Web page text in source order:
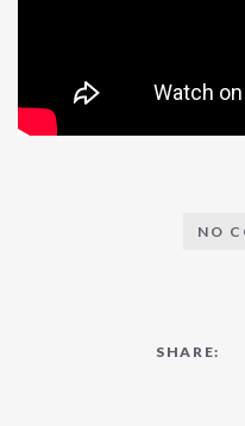
NO
SHARE: